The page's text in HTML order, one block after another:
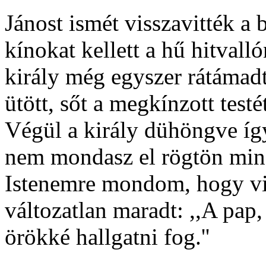
Jánost ismét visszavitték a
kínokat kellett a hű
király még egyszer
ütött, sőt a megkínzott
Végül a király dühöngve
nem mondasz el rögtön
Istenemre mondom, hogy
változatlan maradt: ,,A
örökké hallgatni fog.''